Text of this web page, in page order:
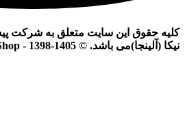
کلیه حقوق این سایت متعلق به شرکت
نیکا (آلینجا)می باشد. © Copyrights Allinja Shop - 1398-1405